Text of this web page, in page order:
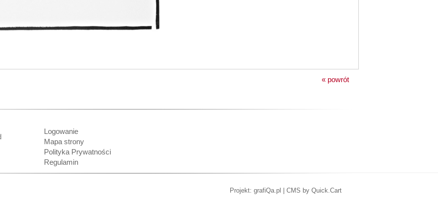
« powrót
Logowanie
Mapa strony
Polityka Prywatności
Regulamin
Projekt: grafiQa.pl CMS by Quick.Cart